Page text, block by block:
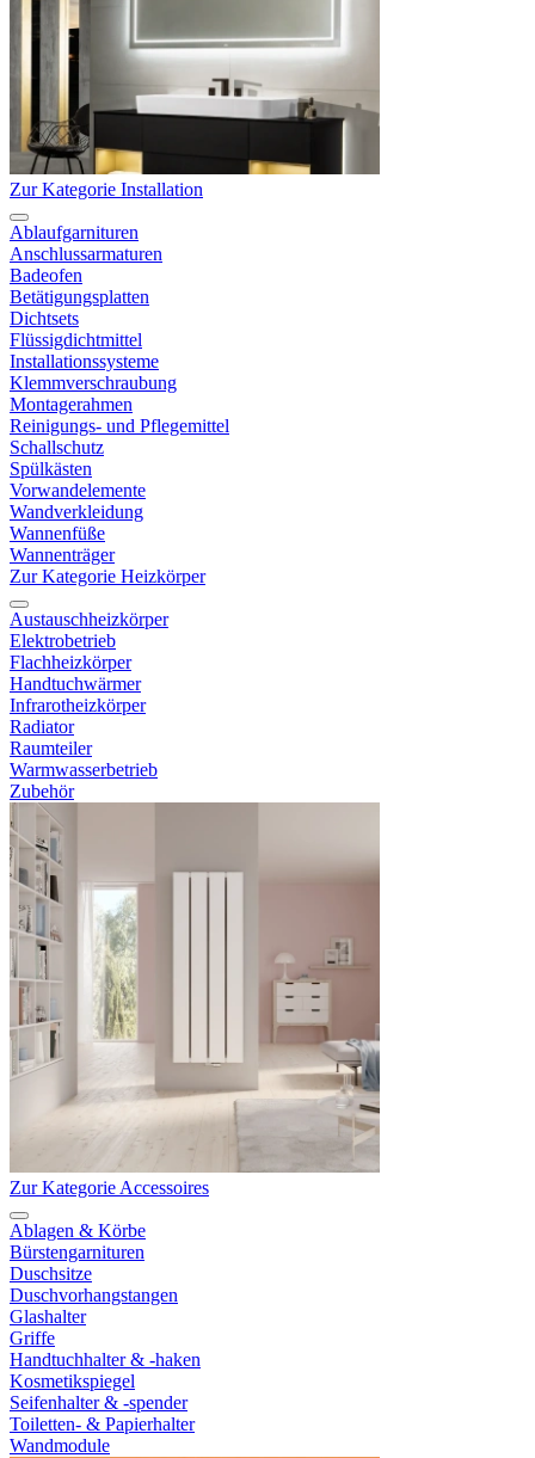
Zur Kategorie Installation
Ablaufgarnituren
Anschlussarmaturen
Badeofen
Betätigungsplatten
Dichtsets
Flüssigdichtmittel
Installationssysteme
Klemmverschraubung
Montagerahmen
Reinigungs- und Pflegemittel
Schallschutz
Spülkästen
Vorwandelemente
Wandverkleidung
Wannenfüße
Wannenträger
Zur Kategorie Heizkörper
Austauschheizkörper
Elektrobetrieb
Flachheizkörper
Handtuchwärmer
Infrarotheizkörper
Radiator
Raumteiler
Warmwasserbetrieb
Zubehör
Zur Kategorie Accessoires
Ablagen & Körbe
Bürstengarnituren
Duschsitze
Duschvorhangstangen
Glashalter
Griffe
Handtuchhalter & -haken
Kosmetikspiegel
Seifenhalter & -spender
Toiletten- & Papierhalter
Wandmodule